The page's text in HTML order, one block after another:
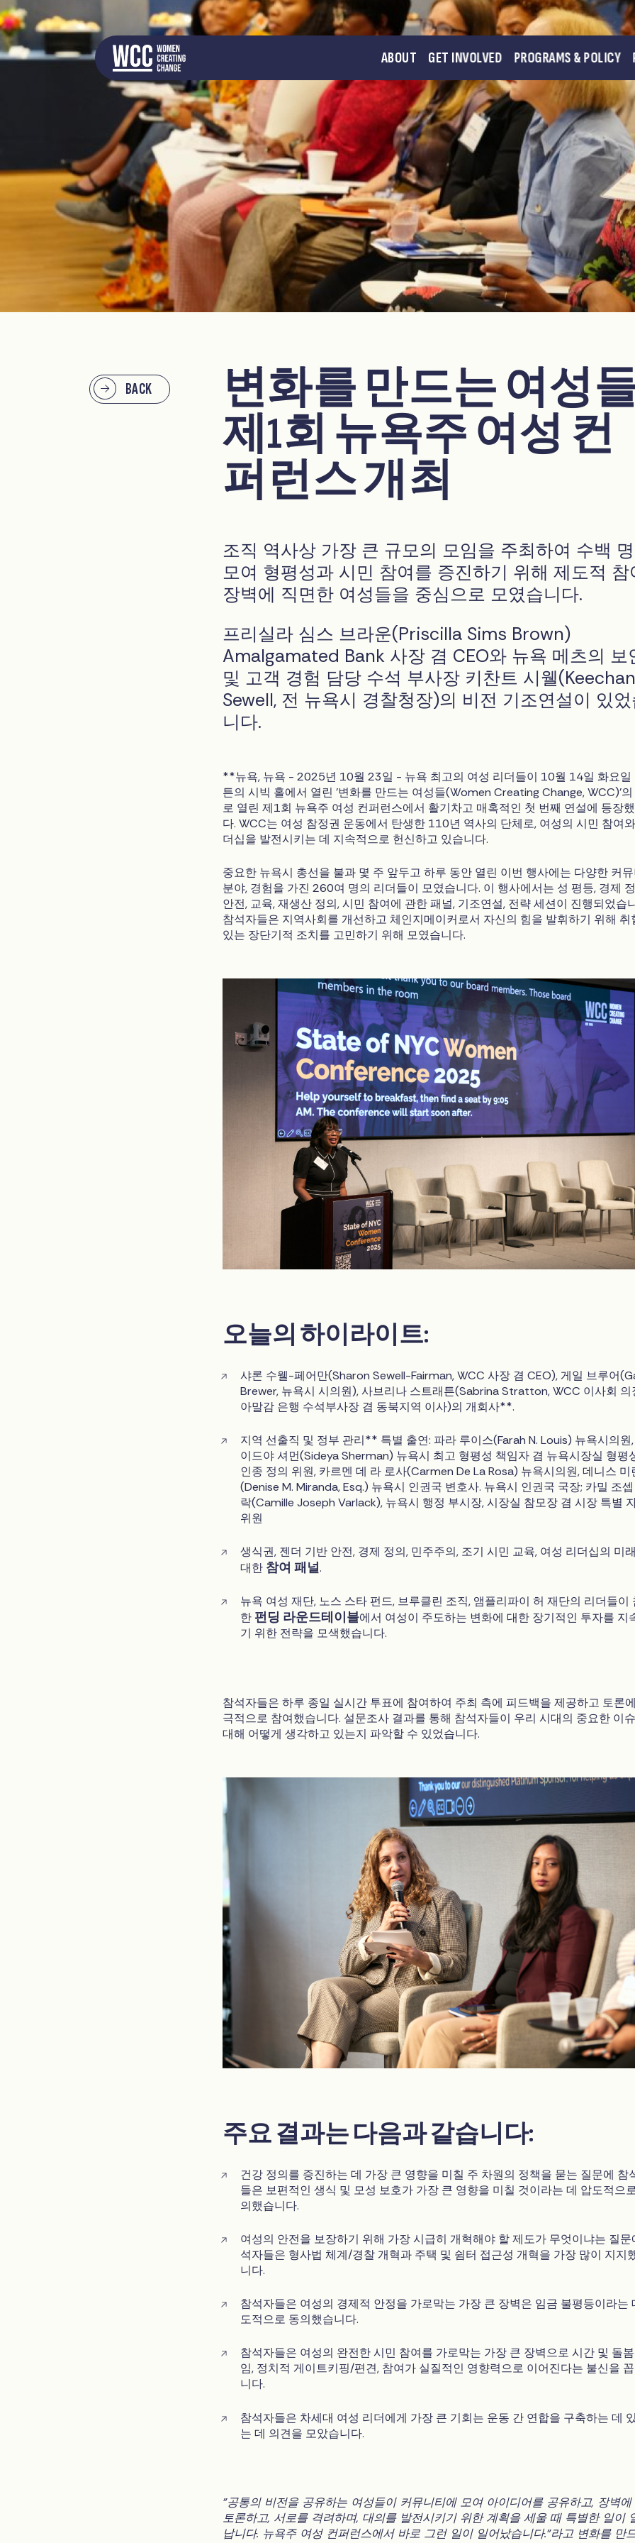
ABOUT GET INVOLVED PROGRAMS & POLICY
BACK
변화를 만드는 여성
제1회 뉴욕주 여성 컨
퍼런스 개최
조직 역사상 가장 큰 규모의 모임을 주최하여 수백
모여 형평성과 시민 참여를 증진하기 위해 제도적 참
장벽에 직면한 여성들을 중심으로 모였습니다.
프리실라 심스 브라운(Priscilla Sims Brown)
Amalgamated Bank 사장 겸 CEO와 뉴욕 메츠의 보
및 고객 경험 담당 수석 부사장 키찬트 시웰
Sewell, 전 뉴욕시 경찰청장)의 비전 기조연설이 있었
니다.
**뉴욕, 뉴욕 - 2025년 10월 23일 - 뉴욕 최고의 여성 리더들이 10월 14일 화요일
튼의 시빅 홀에서 열린 '변화를 만드는 여성들(Women Creating Change, WCC)'의
로 열린 제1회 뉴욕주 여성 컨퍼런스에서 활기차고 매혹적인 첫 번째 연설에 등장
다. WCC는 여성 참정권 운동에서 탄생한 110년 역사의 단체로, 여성의 시민 참여
더십을 발전시키는 데 지속적으로 헌신하고 있습니다.
중요한 뉴욕시 총선을 불과 몇 주 앞두고 하루 동안 열린 이번 행사에는 다양한 커
분야, 경험을 가진 260여 명의 리더들이 모였습니다. 이 행사에서는 성 평등, 경제
안전, 교육, 재생산 정의, 시민 참여에 관한 패널, 기조연설, 전략 세션이 진행되었습
참석자들은 지역사회를 개선하고 체인지메이커로서 자신의 힘을 발휘하기 위해 취
있는 장단기적 조치를 고민하기 위해 모였습니다.
오늘의 하이라이트:
샤론 수웰-페어만(Sharon Sewell-Fairman, WCC 사장 겸 CEO), 게일 브루어
Brewer, 뉴욕시 시의원), 사브리나 스트래튼(Sabrina Stratton, WCC 이사회 의
아말감 은행 수석부사장 겸 동북지역 이사)의 개회사**.
지역 선출직 및 정부 관리** 특별 출연: 파라 루이스(Farah N. Louis) 뉴욕시의원
이드야 셔먼(Sideya Sherman) 뉴욕시 최고 형평성 책임자 겸 뉴욕시장실 형평
인종 정의 위원, 카르멘 데 라 로사(Carmen De La Rosa) 뉴욕시의원, 데니스 미
(Denise M. Miranda, Esq.) 뉴욕시 인권국 변호사. 뉴욕시 인권국 국장; 카밀 조
락(Camille Joseph Varlack), 뉴욕시 행정 부시장, 시장실 참모장 겸 시장 특별
위원
생식권, 젠더 기반 안전, 경제 정의, 민주주의, 조기 시민 교육, 여성 리더십의 미
대한 참여 패널.
뉴욕 여성 재단, 노스 스타 펀드, 브루클린 조직, 앰플리파이 허 재단의 리더들이
한 펀딩 라운드테이블에서 여성이 주도하는 변화에 대한 장기적인 투자를 지
기 위한 전략을 모색했습니다.
참석자들은 하루 종일 실시간 투표에 참여하여 주최 측에 피드백을 제공하고 토론
극적으로 참여했습니다. 설문조사 결과를 통해 참석자들이 우리 시대의 중요한 이
대해 어떻게 생각하고 있는지 파악할 수 있었습니다.
주요 결과는 다음과 같습니다:
건강 정의를 증진하는 데 가장 큰 영향을 미칠 주 차원의 정책을 묻는 질문에 참
들은 보편적인 생식 및 모성 보호가 가장 큰 영향을 미칠 것이라는 데 압도적으
의했습니다.
여성의 안전을 보장하기 위해 가장 시급히 개혁해야 할 제도가 무엇이냐는 질문
석자들은 형사법 체계/경찰 개혁과 주택 및 쉼터 접근성 개혁을 가장 많이 지지
니다.
참석자들은 여성의 경제적 안정을 가로막는 가장 큰 장벽은 임금 불평등이라는
도적으로 동의했습니다.
참석자들은 여성의 완전한 시민 참여를 가로막는 가장 큰 장벽으로 시간 및 돌
임, 정치적 게이트키핑/편견, 참여가 실질적인 영향력으로 이어진다는 불신을
니다.
참석자들은 차세대 여성 리더에게 가장 큰 기회는 운동 간 연합을 구축하는 데
는 데 의견을 모았습니다.
"공통의 비전을 공유하는 여성들이 커뮤니티에 모여 아이디어를 공유하고, 장벽에
토론하고, 서로를 격려하며, 대의를 발전시키기 위한 계획을 세울 때 특별한 일이
납니다. 뉴욕주 여성 컨퍼런스에서 바로 그런 일이 일어났습니다."라고 변화를 만